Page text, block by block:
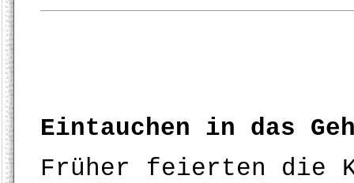
Eintauchen in das
Früher feierten die